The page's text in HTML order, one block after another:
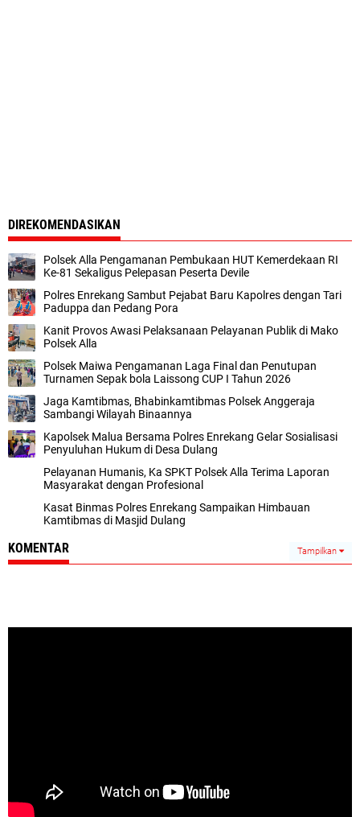
DIREKOMENDASIKAN
Polsek Alla Pengamanan Pembukaan HUT Kemerdekaan RI
Ke-81 Sekaligus Pelepasan Peserta Devile
Polres Enrekang Sambut Pejabat Baru Kapolres dengan Tari
Paduppa dan Pedang Pora
Kanit Provos Awasi Pelaksanaan Pelayanan Publik di Mako
Polsek Alla
Polsek Maiwa Pengamanan Laga Final dan Penutupan
Turnamen Sepak bola Laissong CUP I Tahun 2026
Jaga Kamtibmas, Bhabinkamtibmas Polsek Anggeraja
Sambangi Wilayah Binaannya
Kapolsek Malua Bersama Polres Enrekang Gelar Sosialisasi
Penyuluhan Hukum di Desa Dulang
Pelayanan Humanis, Ka SPKT Polsek Alla Terima Laporan
Masyarakat dengan Profesional
Kasat Binmas Polres Enrekang Sampaikan Himbauan
Kamtibmas di Masjid Dulang
KOMENTAR Tampilkan